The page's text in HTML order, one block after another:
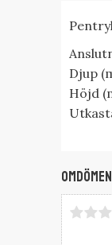
Djup
Höjd
Omdömen